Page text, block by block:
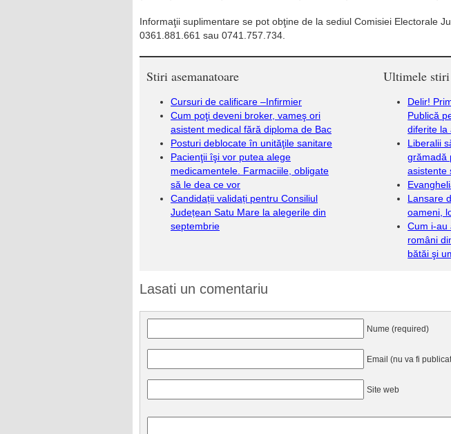
Informaţii suplimentare se pot obţine de la sediul Comisiei Electorale
0361.881.661 sau 0741.757.734.
Stiri asemanatoare
Cursuri de calificare –Infirmier
Cum poţi deveni broker, vameş ori
asistent medical fără diploma de Bac
Posturi deblocate în unităţile sanitare
Pacienţii îşi vor putea alege
medicamentele. Farmaciile, obligate
să le dea ce vor
Candidații validați pentru Consiliul
Județean Satu Mare la alegerile din
septembrie
Ultimele stiri
Delir!
Publică
diferite la
Liberalii
grămadă
asistente
Lansare
oameni,
Cum i-au
români
bătăi şi
Lasati un comentariu
Nume (required)
Email (nu va fi
Site web